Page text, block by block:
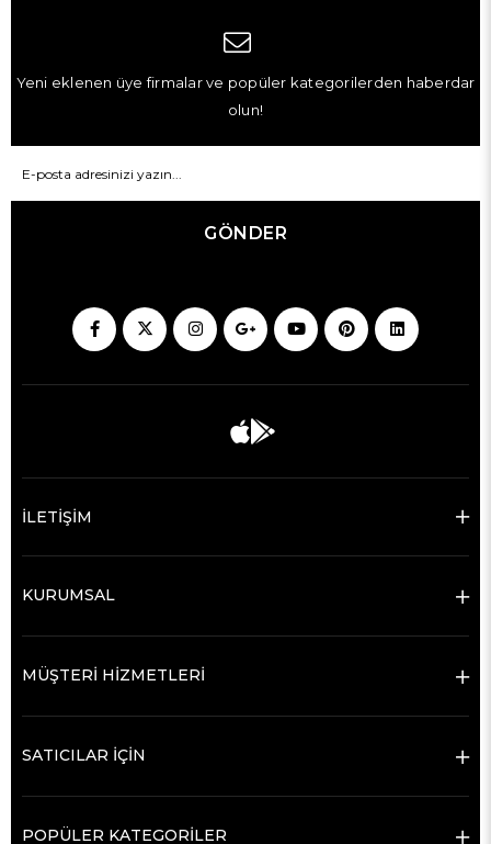
Yeni eklenen üye firmalar ve popüler kategorilerden haberdar
olun!
GÖNDER
İLETİŞİM
KURUMSAL
MÜŞTERİ HİZMETLERİ
SATICILAR İÇİN
POPÜLER KATEGORİLER